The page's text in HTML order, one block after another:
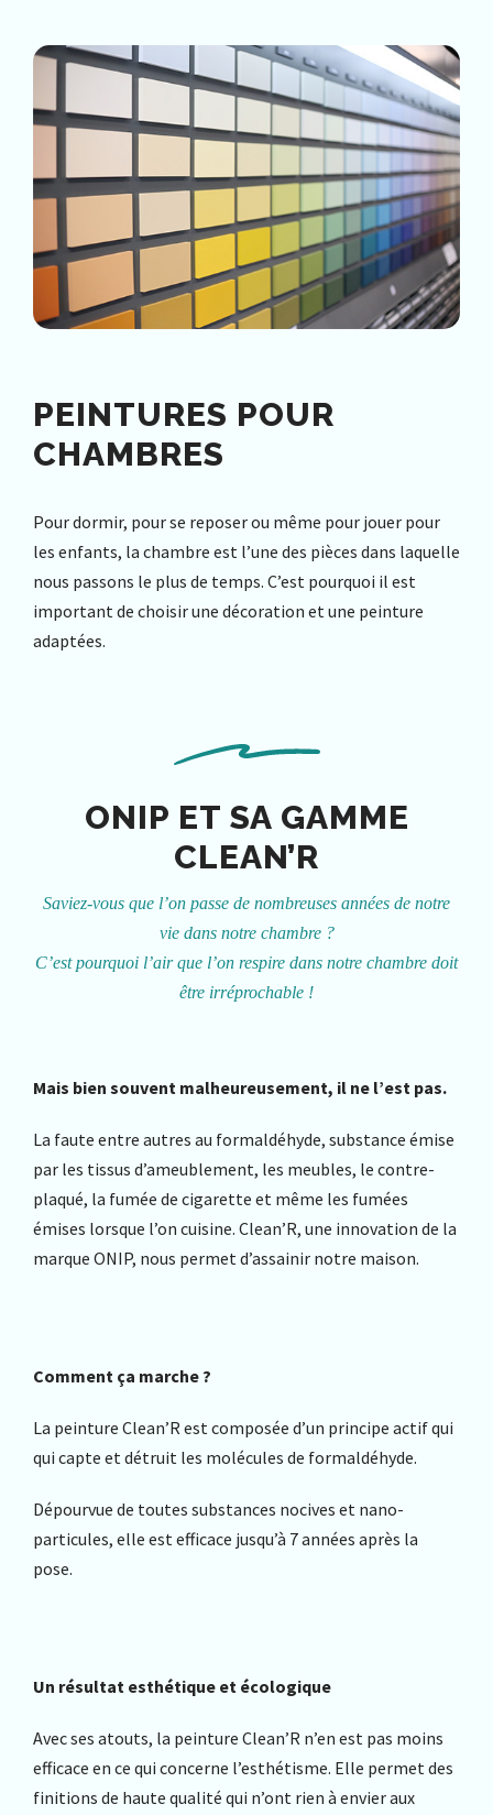
PEINTURES POUR
CHAMBRES
Pour dormir, pour se reposer ou même pour jouer pour
les enfants, la chambre est l’une des pièces dans laquelle
nous passons le plus de temps. C’est pourquoi il est
important de choisir une décoration et une peinture
adaptées.
ONIP ET SA GAMME
CLEAN’R
Saviez-vous que l’on passe de nombreuses années de notre
vie dans notre chambre ?
C’est pourquoi l’air que l’on respire dans notre chambre doit
être irréprochable !
Mais bien souvent malheureusement, il ne l’est pas.
La faute entre autres au formaldéhyde, substance émise
par les tissus d’ameublement, les meubles, le contre-
plaqué, la fumée de cigarette et même les fumées
émises lorsque l’on cuisine. Clean’R, une innovation de la
marque ONIP, nous permet d’assainir notre maison.
Comment ça marche ?
La peinture Clean’R est composée d’un principe actif qui
qui capte et détruit les molécules de formaldéhyde.
Dépourvue de toutes substances nocives et nano-
particules, elle est efficace jusqu’à 7 années après la
pose.
Un résultat esthétique et écologique
Avec ses atouts, la peinture Clean’R n’en est pas moins
efficace en ce qui concerne l’esthétisme. Elle permet des
finitions de haute qualité qui n’ont rien à envier aux